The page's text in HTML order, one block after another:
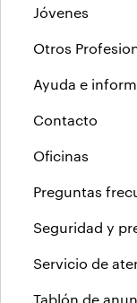
Jóvenes
Otros
Ayuda e
Contacto
Oficinas
Preguntas
Seguridad y
Servicio de
Tablón de